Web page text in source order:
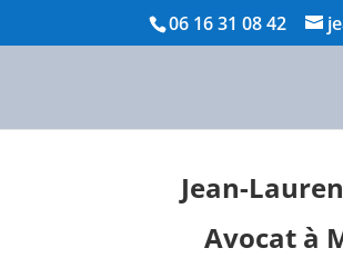
06 16 31 08 42
Jean-
Avocat à